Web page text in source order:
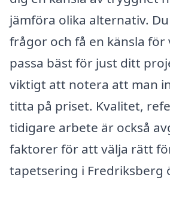
jämföra olika alternativ.
frågor och få en känsla för
passa bäst för just ditt
viktigt att notera att man
titta på priset. Kvalitet,
tidigare arbete är också
faktorer för att välja rätt
tapetsering i Fredriksberg